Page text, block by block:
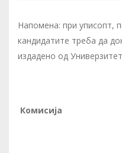
Напомена: при уписопт,
кандидатите треба да
издадено од
Комисија